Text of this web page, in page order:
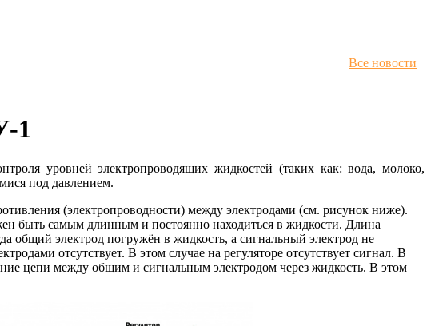
Все новости
1
уровней электропроводящих жидкостей (таких как: вода, молоко,
под давлением.
(электропроводности) между электродами (см. рисунок ниже).
быть самым длинным и постоянно находиться в жидкости. Длина
общий электрод погружён в жидкость, а сигнальный электрод не
отсутствует. В этом случае на регуляторе отсутствует сигнал. В
цепи между общим и сигнальным электродом через жидкость. В этом